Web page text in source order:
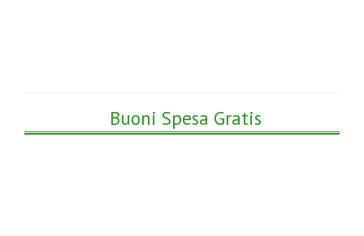
Buoni Spesa Gratis